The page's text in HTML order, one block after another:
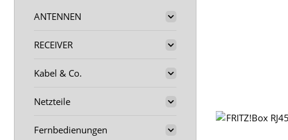
ANTENNEN
RECEIVER
Kabel & Co.
Netzteile
Fernbedienungen